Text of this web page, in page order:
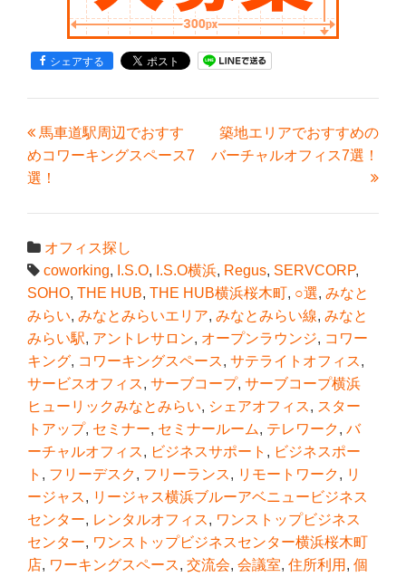
シェアする
馬車道駅周辺でおすす
めコワーキングスペース7
選！
築地エリアでおすすめの
バーチャルオフィス7選！
オフィス探し
coworking, I.S.O, I.S.O横浜, Regus, SERVCORP,
SOHO, THE HUB, THE HUB横浜桜木町, ○選, みなと
みらい, みなとみらいエリア, みなとみらい線, みなと
みらい駅, アントレサロン, オープンラウンジ, コワー
キング, コワーキングスペース, サテライトオフィス,
サービスオフィス, サーブコープ, サーブコープ横浜
ヒューリックみなとみらい, シェアオフィス, スター
トアップ, セミナー, セミナールーム, テレワーク, バ
ーチャルオフィス, ビジネスサポート , ビジネスポー
ト , フリーデスク, フリーランス, リモートワーク, リ
ージャス, リージャス横浜ブルーアベニュービジネス
センター, レンタルオフィス, ワンストップビジネス
センター, ワンストップビジネスセンター横浜桜木町
店, ワーキングスペース, 交流会, 会議室, 住所利用 , 個